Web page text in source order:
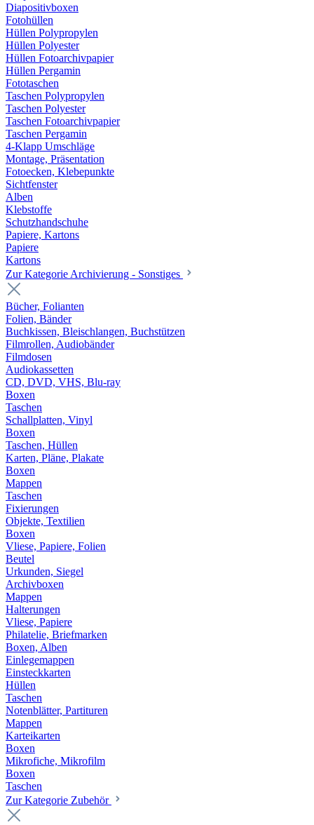
Diapositivboxen
Fotohüllen
Hüllen Polypropylen
Hüllen Polyester
Hüllen Fotoarchivpapier
Hüllen Pergamin
Fototaschen
Taschen Polypropylen
Taschen Polyester
Taschen Fotoarchivpapier
Taschen Pergamin
4-Klapp Umschläge
Montage, Präsentation
Fotoecken, Klebepunkte
Sichtfenster
Alben
Klebstoffe
Schutzhandschuhe
Papiere, Kartons
Papiere
Kartons
Zur Kategorie Archivierung - Sonstiges
Bücher, Folianten
Folien, Bänder
Buchkissen, Bleischlangen, Buchstützen
Filmrollen, Audiobänder
Filmdosen
Audiokassetten
CD, DVD, VHS, Blu-ray
Boxen
Taschen
Schallplatten, Vinyl
Boxen
Taschen, Hüllen
Karten, Pläne, Plakate
Boxen
Mappen
Taschen
Fixierungen
Objekte, Textilien
Boxen
Vliese, Papiere, Folien
Beutel
Urkunden, Siegel
Archivboxen
Mappen
Halterungen
Vliese, Papiere
Philatelie, Briefmarken
Boxen, Alben
Einlegemappen
Einsteckkarten
Hüllen
Taschen
Notenblätter, Partituren
Mappen
Karteikarten
Boxen
Mikrofiche, Mikrofilm
Boxen
Taschen
Zur Kategorie Zubehör